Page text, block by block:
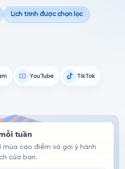
Lịch trình được chọn lọc
YouTube TikTok
tuần
cao điểm và gợi ý hành
của bạn.